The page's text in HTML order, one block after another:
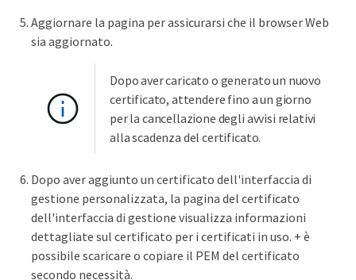
Aggiornare la pagina per assicurarsi che il browser Web
sia aggiornato.
Dopo aver caricato o generato un nuovo
certificato, attendere fino a un giorno
per la cancellazione degli avvisi relativi
alla scadenza del certificato.
Dopo aver aggiunto un certificato dell'interfaccia di
gestione personalizzata, la pagina del certificato
dell'interfaccia di gestione visualizza informazioni
dettagliate sul certificato per i certificati in uso. + è
possibile scaricare o copiare il PEM del certificato
secondo necessità.